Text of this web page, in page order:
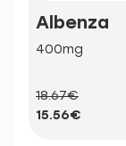
Albenza
400mg
18.67€
15.56€